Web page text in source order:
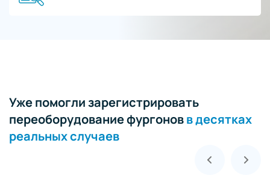
Уже помогли зарегистрировать
переоборудование фургоновв десятках
реальных случаев